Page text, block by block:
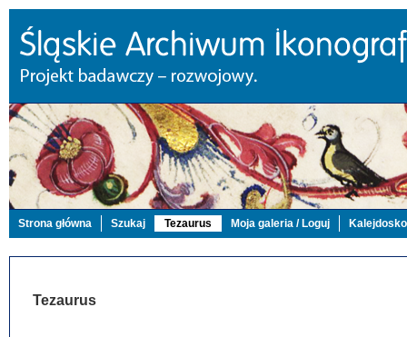
Strona główna Szukaj Tezaurus Moja galeria / Loguj
Tezaurus